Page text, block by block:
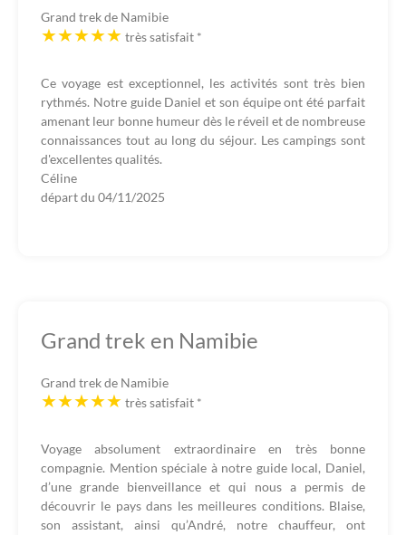
Grand trek de Namibie
très satisfait *
Ce voyage est exceptionnel, les activités sont très bien
rythmés. Notre guide Daniel et son équipe ont été parfait
amenant leur bonne humeur dès le réveil et de nombreuse
connaissances tout au long du séjour. Les campings sont
d'excellentes qualités.
Céline
départ du 04/11/2025
Grand trek en Namibie
Grand trek de Namibie
très satisfait *
Voyage absolument extraordinaire en très bonne
compagnie. Mention spéciale à notre guide local, Daniel,
d’une grande bienveillance et qui nous a permis de
découvrir le pays dans les meilleures conditions. Blaise,
son assistant, ainsi qu’André, notre chauffeur, ont